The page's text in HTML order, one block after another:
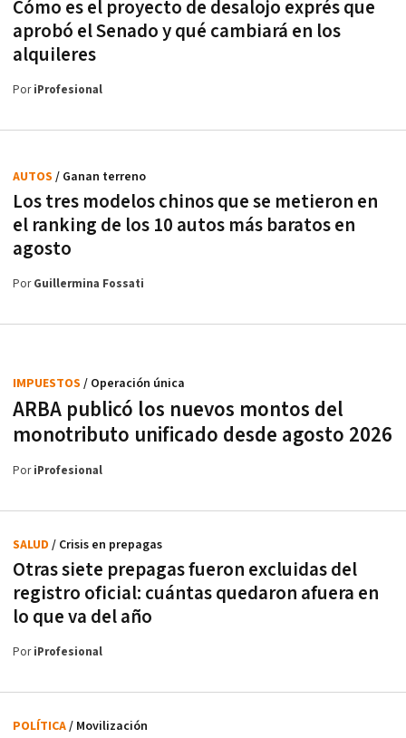
Cómo es el proyecto de desalojo exprés que
aprobó el Senado y qué cambiará en los
alquileres
PoriProfesional
Los tres modelos chinos que se metieron en
el ranking de los 10 autos más baratos en
agosto
AUTOS / Ganan terreno
PorGuillermina Fossati
ARBA publicó los nuevos montos del
monotributo unificado desde agosto 2026
IMPUESTOS / Operación única
PoriProfesional
Otras siete prepagas fueron excluidas del
registro oficial: cuántas quedaron afuera en
lo que va del año
SALUD / Crisis en prepagas
PoriProfesional
POLÍTICA/ Movilización